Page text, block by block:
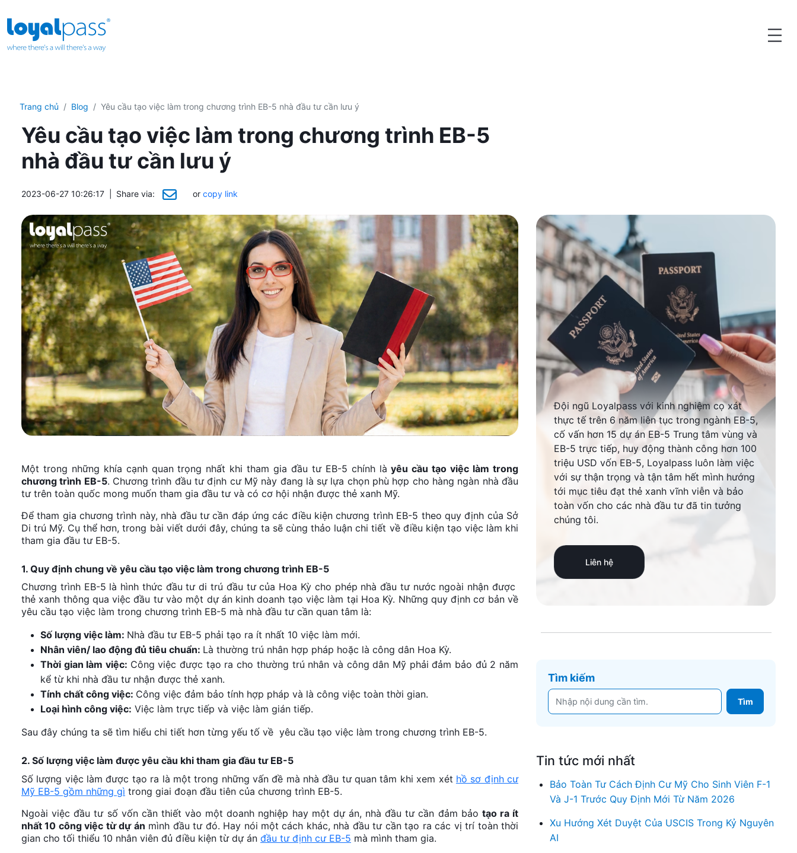
Trang chủ Blog Yêu cầu tạo việc làm trong chương trình EB-5 nhà đầu tư cần lưu ý
Yêu cầu tạo việc làm trong chương trình EB-5
nhà đầu tư cần lưu ý
2023-06-27 10:26:17 Share via: or copy link
Một trong những khía cạnh quan trọng nhất khi tham gia đầu tư EB-5 chính làyêu cầu tạo việc làm trong
chương trình EB-5. Chương trình đầu tư định cư Mỹ này đang là sự lựa chọn phù hợp cho hàng ngàn nhà đầu
tư trên toàn quốc mong muốn tham gia đầu tư và có cơ hội nhận được thẻ xanh Mỹ.
Để tham gia chương trình này, nhà đầu tư cần đáp ứng các điều kiện chương trình EB-5 theo quy định của Sở
Di trú Mỹ. Cụ thể hơn, trong bài viết dưới đây, chúng ta sẽ cùng thảo luận chi tiết về điều kiện tạo việc làm khi
tham gia đầu tư EB-5.
1. Quy định chung về yêu cầu tạo việc làm trong chương trình EB-5
Chương trình EB-5 là hình thức đầu tư di trú đầu tư của Hoa Kỳ cho phép nhà đầu tư nước ngoài nhận được
thẻ xanh thông qua việc đầu tư vào một dự án kinh doanh tạo việc làm tại Hoa Kỳ. Những quy định cơ bản về
yêu cầu tạo việc làm trong chương trình EB-5 mà nhà đầu tư cần quan tâm là:
Số lượng việc làm: Nhà đầu tư EB-5 phải tạo ra ít nhất 10 việc làm mới.
Nhân viên/ lao động đủ tiêu chuẩn: Là thường trú nhân hợp pháp hoặc là công dân Hoa Kỳ.
Thời gian làm việc: Công việc được tạo ra cho thường trú nhân và công dân Mỹ phải đảm bảo đủ 2 năm
kể từ khi nhà đầu tư nhận được thẻ xanh.
Tính chất công việc: Công việc đảm bảo tính hợp pháp và là công việc toàn thời gian.
Loại hình công việc: Việc làm trực tiếp và việc làm gián tiếp.
Sau đây chúng ta sẽ tìm hiểu chi tiết hơn từng yếu tố về yêu cầu tạo việc làm trong chương trình EB-5.
2. Số lượng việc làm được yêu cầu khi tham gia đầu tư EB-5
Số lượng việc làm được tạo ra là một trong những vấn đề mà nhà đầu tư quan tâm khi xem xét hồ sơ định cư
Mỹ EB-5 gồm những gì trong giai đoạn đầu tiên của chương trình EB-5.
Ngoài việc đầu tư số vốn cần thiết vào một doanh nghiệp hay một dự án, nhà đầu tư cần đảm bảo tạo ra ít
nhất 10 công việc từ dự án mình đầu tư đó. Hay nói một cách khác, nhà đầu tư cần tạo ra các vị trí toàn thời
gian cho tối thiểu 10 nhân viên đủ điều kiện từ dự án đầu tư định cư EB-5 mà mình tham gia.
Đội ngũ Loyalpass với kinh nghiệm cọ xát
thực tế trên 6 năm liên tục trong ngành EB-5,
cố vấn hơn 15 dự án EB-5 Trung tâm vùng và
EB-5 trực tiếp, huy động thành công hơn 100
triệu USD vốn EB-5, Loyalpass luôn làm việc
với sự thận trọng và tận tâm hết mình hướng
tới mục tiêu đạt thẻ xanh vĩnh viễn và bảo
toàn vốn cho các nhà đầu tư đã tin tưởng
chúng tôi.
Liên hệ
Tìm kiếm
Tin tức mới nhất
Bảo Toàn Tư Cách Định Cư Mỹ Cho Sinh Viên F-1
Và J-1 Trước Quy Định Mới Từ Năm 2026
Xu Hướng Xét Duyệt Của USCIS Trong Kỷ Nguyên
AI